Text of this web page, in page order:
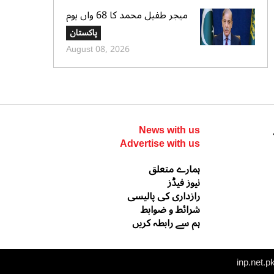
میجر طفیل محمد کا 68 واں یوم
شہادت عقیدت واحترام سے منایا
گیا، وزیراعظم و سروسز چیفس کا
خراجِ عقیدت
پاکستان
August 08, 2026
News with us
Advertise with us
ہمارے متعلق
نیوز فیڈز
رازداری کی پالیسی
شرائط و ضوابط
ہم سے رابطہ کریں